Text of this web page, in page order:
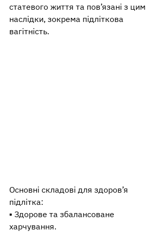
статевого життя та пов’язані з цим
наслідки, зокрема підліткова
вагітність.
Основні складові для здоров’я
підлітка:
▪️ Здорове та збалансоване
харчування.